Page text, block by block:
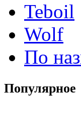
Teboil
Wolf
По
Популярное